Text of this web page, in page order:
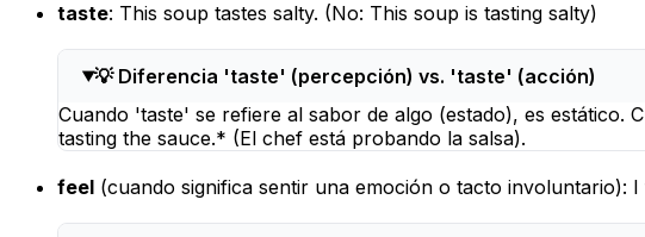
taste: This soup tastes salty. (No: This soup is tasting salty)
💡 Diferencia 'taste' (percepción) vs. 'taste' (acción)
Cuando 'taste' se refiere al sabor de algo (estado), es estático.
tasting the sauce.* (El chef está probando la salsa).
feel (cuando significa sentir una emoción o tacto involuntario): I